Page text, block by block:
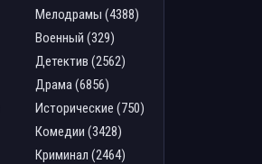
Мелодрамы (4388)
Военный (329)
Детектив (2562)
Драма (6856)
Исторические (750)
Комедии (3428)
Криминал (2464)